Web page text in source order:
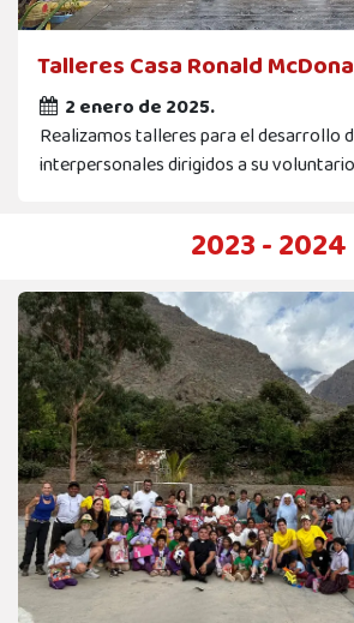
Talleres Casa Ronald
2 enero de 2025.
Realizamos talleres para el desarrollo
interpersonales dirigidos a su
2023 - 2024